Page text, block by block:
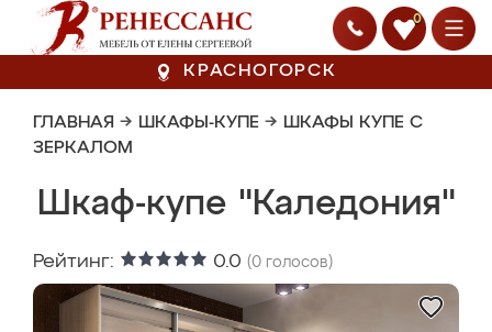
0
КРАСНОГОРСК
ГЛАВНАЯ → ШКАФЫ-КУПЕ → ШКАФЫ КУПЕ С
ЗЕРКАЛОМ
Шкаф-купе "Каледония"
Рейтинг: 0.0 (0 голосов)